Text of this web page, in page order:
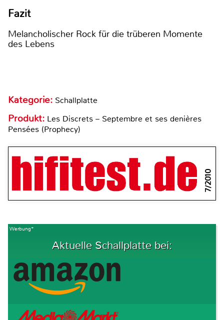
Fazit
Melancholischer Rock für die trüberen Momente
des Lebens
Kategorie: Schallplatte
Produkt: Les Discrets – Septembre et ses denières
Pensées (Prophecy)
7/2010
Werbung*
Aktuelle Schallplatte bei: